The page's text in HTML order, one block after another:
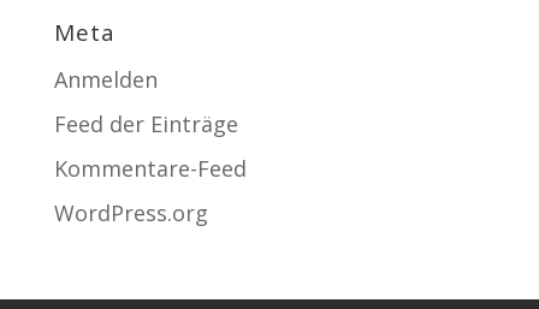
Meta
Anmelden
Feed der Einträge
Kommentare-Feed
WordPress.org